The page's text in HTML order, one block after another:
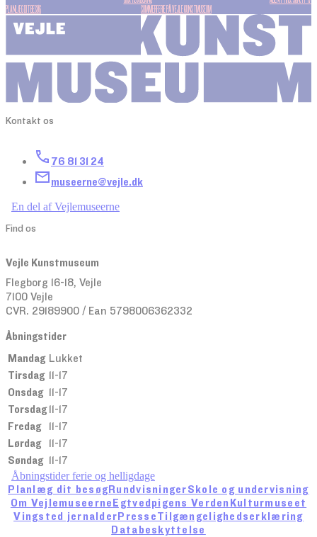
PLANLÆG DIT BESØG SOMMERFERIE PÅ VEJLE KUNSTMUSEUM
Kontakt os
76 81 31 24
museerne@vejle.dk
En del af Vejlemuseerne
Find os
Vejle Kunstmuseum
Flegborg 16-18, Vejle
7100 Vejle
CVR. 29189900 / Ean 5798006362332
Åbningstider
Mandag Lukket
Tirsdag 11-17
Onsdag 11-17
Torsdag 11-17
Fredag
11-17
Lørdag
11-17
Søndag 11-17
Åbningstider ferie og helligdage
Planlæg dit besøgRundvisningerSkole og undervisning
Om VejlemuseerneEgtvedpigens Verden Kulturmuseet
Vingsted jernalderPresseTilgængelighedserklæring
Databeskyttelse